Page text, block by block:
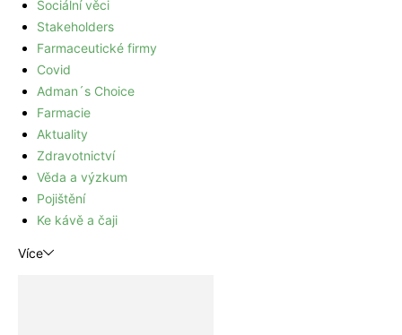
Sociální věci
Stakeholders
Farmaceutické firmy
Covid
Adman´s Choice
Farmacie
Aktuality
Zdravotnictví
Věda a výzkum
Pojištění
Ke kávě a čaji
Více